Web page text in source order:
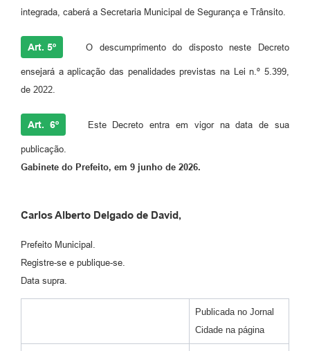
integrada, caberá a Secretaria Municipal de Segurança e Trânsito.
Art. 5º O descumprimento do disposto neste Decreto
ensejará a aplicação das penalidades previstas na Lei n.º 5.399,
de 2022.
Art. 6º Este Decreto entra em vigor na data de sua
publicação.
Gabinete do Prefeito, em 9 junho de 2026.
Carlos Alberto Delgado de David,
Prefeito Municipal.
Registre-se e publique-se.
Data supra.
Publicada no Jornal
Cidade na página